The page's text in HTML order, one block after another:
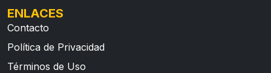
ENLACES
Contacto
Política de Privacidad
Términos de Uso